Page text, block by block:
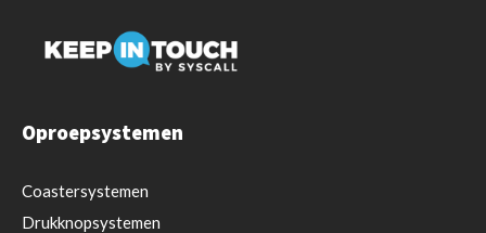
Oproepsystemen
Coastersystemen
Drukknopsystemen